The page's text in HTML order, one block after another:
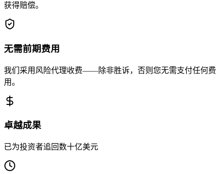
获得赔偿。
无需前期费用
我们采用风险代理收费——除非胜诉，否则您无需支付任何费
用。
卓越成果
已为投资者追回数十亿美元